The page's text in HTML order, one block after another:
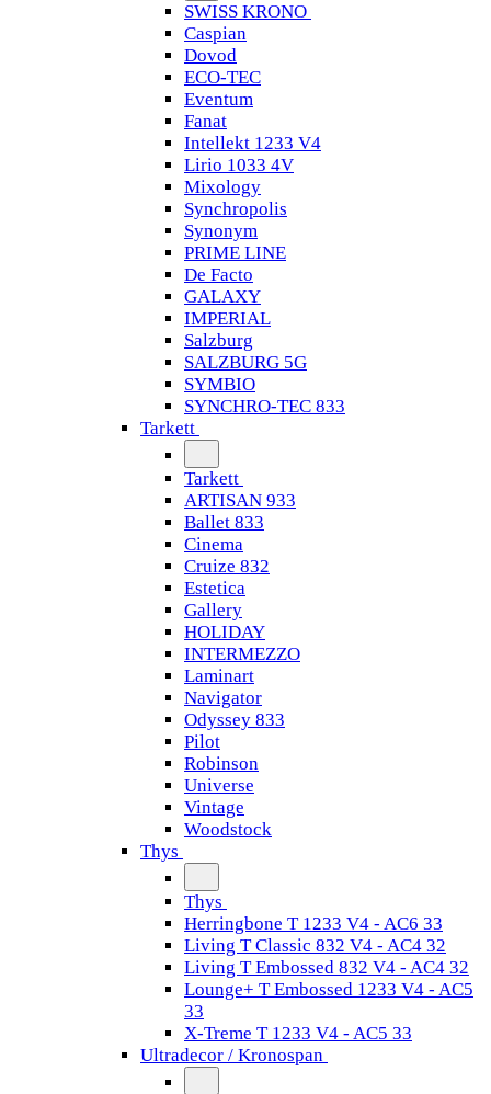
SWISS KRONO
Caspian
Dovod
ECO-TEC
Eventum
Fanat
Intellekt 1233 V4
Lirio 1033 4V
Mixology
Synchropolis
Synonym
PRIME LINE
De Facto
GALAXY
IMPERIAL
Salzburg
SALZBURG 5G
SYMBIO
SYNCHRO-TEC 833
Tarkett
Tarkett
ARTISAN 933
Ballet 833
Cinema
Cruize 832
Estetica
Gallery
HOLIDAY
INTERMEZZO
Laminart
Navigator
Odyssey 833
Pilot
Robinson
Universe
Vintage
Woodstock
Thys
Thys
Herringbone T 1233 V4 - AC6 33
Living T Classic 832 V4 - AC4 32
Living T Embossed 832 V4 - AC4 32
Lounge+ T Embossed 1233 V4 - AC5
33
X-Treme T 1233 V4 - AC5 33
Ultradecor / Kronospan